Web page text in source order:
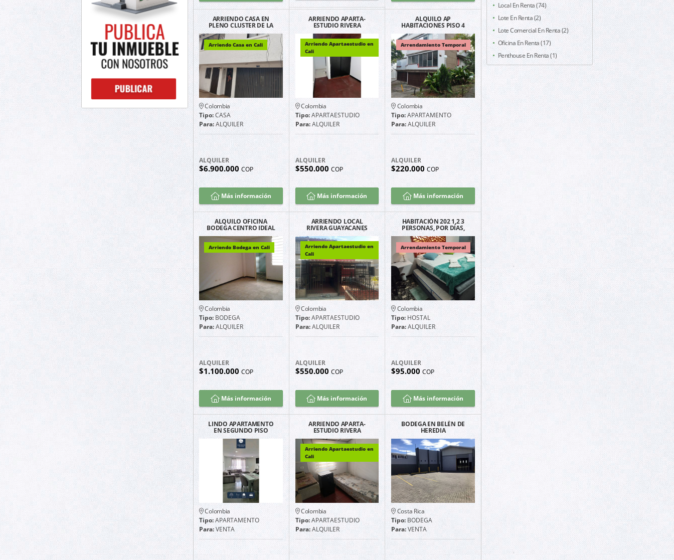
ARRIENDO CASA EN
PLENO CLUSTER DE LA
SALUD BARRIO SAN
FERNANDO
Arriendo Casa en Cali
Colombia
Tipo:CASA
Para:ALQUILER
ALQUILER
$6.900.000COP
Más información
ARRIENDO APARTA-
ESTUDIO RIVERA
GUAYACANES EXCELENTE
UBICACIÓN G2202
Arriendo Apartaestudio en
Cali
Colombia
Tipo:APARTAESTUDIO
Para:ALQUILER
ALQUILER
$550.000COP
Más información
ALQUILO AP
HABITACIONES PISO 4
CALI SAN FERNANDO
POR DÍAS
Arrendamiento Temporal
Colombia
Tipo:APARTAMENTO
Para:ALQUILER
ALQUILER
$220.000COP
Más información
ALQUILO OFICINA
BODEGA CENTRO IDEAL
COMERCIANTES
Arriendo Bodega en Cali
Colombia
Tipo:BODEGA
Para:ALQUILER
ALQUILER
$1.100.000COP
Más información
ARRIENDO LOCAL
RIVERA GUAYACANES
EXCELENTE UBICACIÓN
G1103
Arriendo Apartaestudio en
Cali
Colombia
Tipo:APARTAESTUDIO
Para:ALQUILER
ALQUILER
$550.000 COP
Más información
HABITACIÓN 202 1,2 3
PERSONAS, POR DÍAS,
CALI BARRIO SAN
FERNANDO
Arrendamiento Temporal
Colombia
Tipo: HOSTAL
Para:ALQUILER
ALQUILER
$95.000COP
Más información
LINDO APARTAMENTO
EN SEGUNDO PISO
ESQUINERO EN VENTA -
CARMEN VIBORAL.
Colombia
Tipo:APARTAMENTO
Para:VENTA
ARRIENDO APARTA-
ESTUDIO RIVERA
GUAYACANES EXCELENTE
UBICACIÓN G1203
Arriendo Apartaestudio en
Cali
Colombia
Tipo:APARTAESTUDIO
Para:ALQUILER
BODEGA EN BELÉN DE
HEREDIA
Costa Rica
Tipo:BODEGA
Para:VENTA
Local En Renta (74)
Lote En Renta (2)
Lote Comercial En Renta (2)
Oficina En Renta (17)
Penthouse En Renta (1)